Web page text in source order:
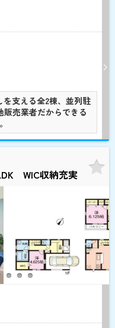
支える全2棟、並列駐
売業者だからできる
WIC収納充実